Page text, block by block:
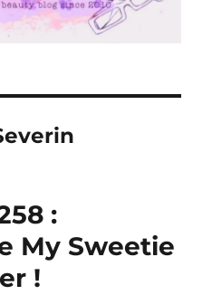
:
My Sweetie
!